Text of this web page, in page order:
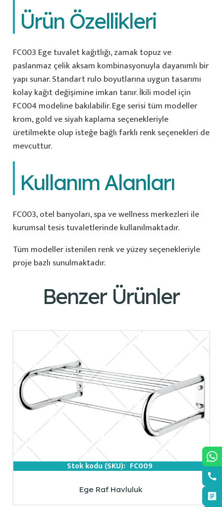
Ürün Özellikleri
FC003 Ege tuvalet kağıtlığı, zamak topuz ve
paslanmaz çelik aksam kombinasyonuyla dayanımlı bir
yapı sunar. Standart rulo boyutlarına uygun tasarımı
kolay kağıt değişimine imkan tanır. İkili model için
FC004 modeline bakılabilir. Ege serisi tüm modeller
krom, gold ve siyah kaplama seçenekleriyle
üretilmekte olup isteğe bağlı farklı renk seçenekleri de
mevcuttur.
Kullanım Alanları
FC003, otel banyoları, spa ve wellness merkezleri ile
kurumsal tesis tuvaletlerinde kullanılmaktadır.
Tüm modeller istenilen renk ve yüzey seçenekleriyle
proje bazlı sunulmaktadır.
Benzer Ürünler
Stok kodu (SKU): FC009
Ege Raf Havluluk